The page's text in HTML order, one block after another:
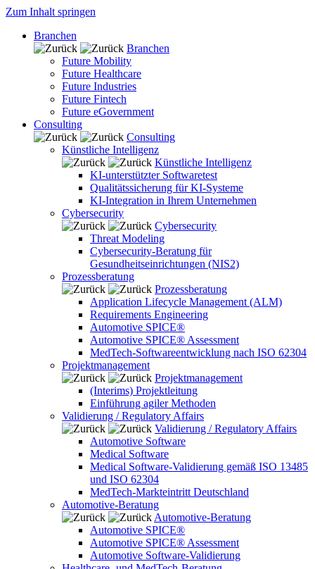
Zum Inhalt springen
Branchen
Branchen
Future Mobility
Future Healthcare
Future Industries
Future Fintech
Future eGovernment
Consulting
Consulting
Künstliche Intelligenz
Künstliche Intelligenz
KI-unterstützter Softwaretest
Qualitätssicherung für KI-Systeme
KI-Integration in Ihrem Unternehmen
Cybersecurity
Cybersecurity
Threat Modeling
Cybersecurity-Beratung für
Gesundheitseinrichtungen (NIS2)
Prozessberatung
Prozessberatung
Application Lifecycle Management (ALM)
Requirements Engineering
Automotive SPICE®
Automotive SPICE® Assessment
MedTech-Softwareentwicklung nach ISO 62304
Projektmanagement
Projektmanagement
(Interims) Projektleitung
Einführung agiler Methoden
Validierung / Regulatory Affairs
Validierung / Regulatory Affairs
Automotive Software
Medical Software
Medical Software-Validierung gemäß ISO 13485
und ISO 62304
MedTech-Markteintritt Deutschland
Automotive-Beratung
Automotive-Beratung
Automotive SPICE®
Automotive SPICE® Assessment
Automotive Software-Validierung